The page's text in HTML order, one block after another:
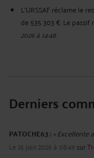
L'URSSAF réclame le
de 535 303 €. Le
2026 à 14:48
Derniers
PATOCHE63 :« Excellente
Le 15 juin 2026 à 08:49 sur